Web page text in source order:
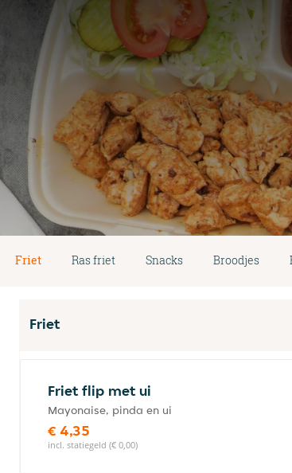
Friet Ras friet Snacks Broodjes
Friet
Friet flip met ui
Mayonaise, pinda en ui
€ 4,35
incl. statiegeld (€ 0,00)